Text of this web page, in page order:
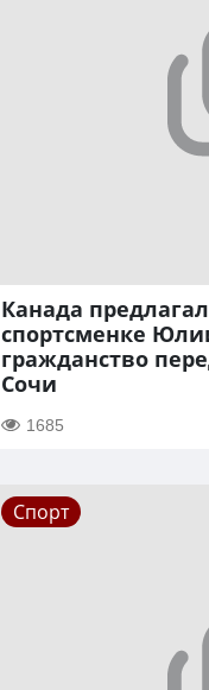
Канада
спортсменке
гражданство
Сочи
1685
Спорт